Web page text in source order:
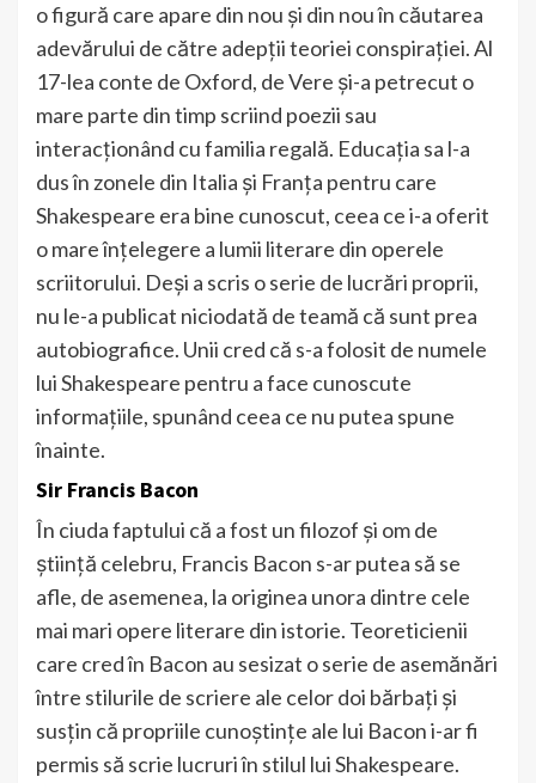
o figură care apare din nou și din nou în căutarea
adevărului de către adepții teoriei conspirației. Al
17-lea conte de Oxford, de Vere și-a petrecut o
mare parte din timp scriind poezii sau
interacționând cu familia regală. Educația sa l-a
dus în zonele din Italia și Franța pentru care
Shakespeare era bine cunoscut, ceea ce i-a oferit
o mare înțelegere a lumii literare din operele
scriitorului. Deși a scris o serie de lucrări proprii,
nu le-a publicat niciodată de teamă că sunt prea
autobiografice. Unii cred că s-a folosit de numele
lui Shakespeare pentru a face cunoscute
informațiile, spunând ceea ce nu putea spune
înainte.
Sir Francis Bacon
În ciuda faptului că a fost un filozof și om de
știință celebru, Francis Bacon s-ar putea să se
afle, de asemenea, la originea unora dintre cele
mai mari opere literare din istorie. Teoreticienii
care cred în Bacon au sesizat o serie de asemănări
între stilurile de scriere ale celor doi bărbați și
susțin că propriile cunoștințe ale lui Bacon i-ar fi
permis să scrie lucruri în stilul lui Shakespeare.